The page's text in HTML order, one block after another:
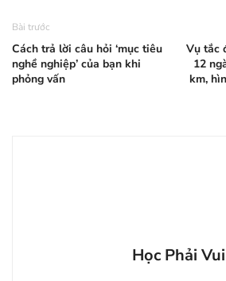
Bài trước
Cách trả lời câu hỏi ‘mục tiêu
nghề nghiệp’ của bạn khi
phỏng vấn
Vụ tắc
12
km,
Học Phải Vui